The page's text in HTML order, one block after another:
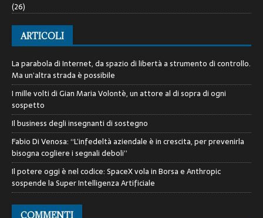
(26)
ARTICOLI
La parabola di Internet, da spazio di libertà a strumento di controllo.
Ma un’altra strada è possibile
I mille volti di Gian Maria Volontè, un attore al di sopra di ogni
sospetto
Il business degli insegnanti di sostegno
Fabio Di Venosa: “L’infedeltà aziendale è in crescita, per prevenirla
bisogna cogliere i segnali deboli”
Il potere oggi è nel codice: SpaceX vola in Borsa e Anthropic
sospende la Super Intelligenza Artificiale
COMMENTI